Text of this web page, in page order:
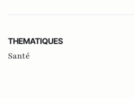
THEMATIQUES
Santé